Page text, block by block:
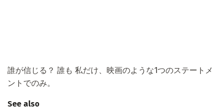
誰が信じる？ 誰も 私だけ、映画のような1つのステートメ
ントでのみ。
See also